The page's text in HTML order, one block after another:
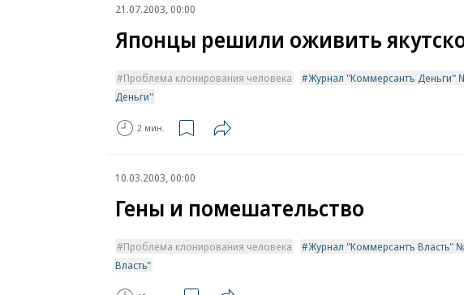
21.07.2003, 00:00
Японцы решили оживить
Проблема клонирования человека Журнал "Коммерсантъ Деньги"
Деньги"
2 мин.
10.03.2003, 00:00
Гены и помешательство
Проблема клонирования человека Журнал "Коммерсантъ Власть"
Власть"